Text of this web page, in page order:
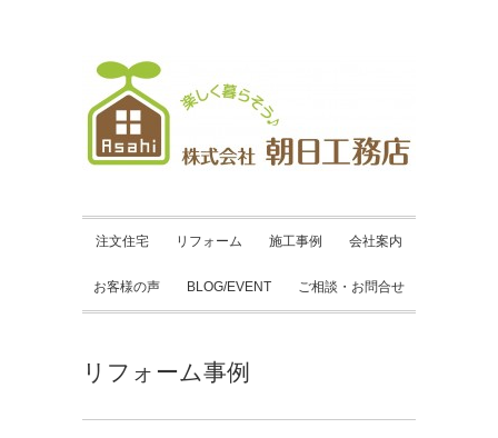
注文住宅 リフォーム 施工事例 会社案内
お客様の声 BLOG/EVENT ご相談・お問合せ
リフォーム事例